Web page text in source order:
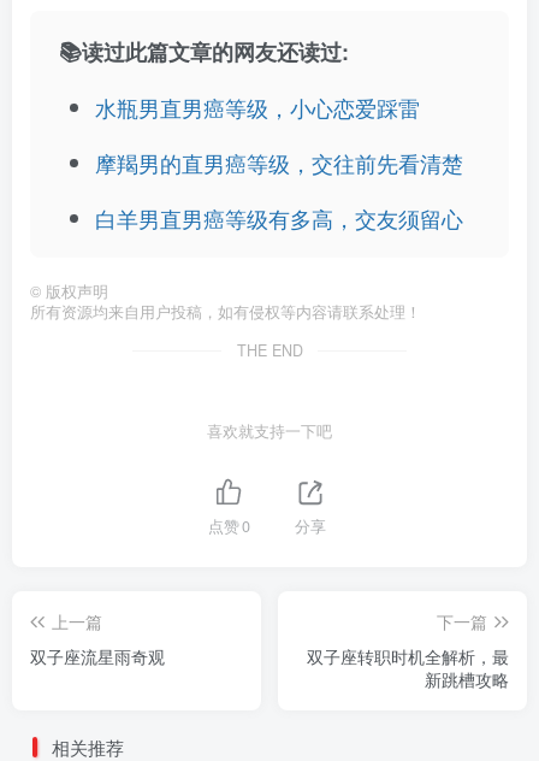
📚读过此篇文章的网友还读过:
水瓶男直男癌等级，小心恋爱踩雷
摩羯男的直男癌等级，交往前先看清楚
白羊男直男癌等级有多高，交友须留心
© 版权声明
所有资源均来自用户投稿，如有侵权等内容请联系处理！
THE END
喜欢就支持一下吧
点赞0 分享
上一篇
双子座流星雨奇观
下一篇
双子座转职时机全解析，最
新跳槽攻略
相关推荐